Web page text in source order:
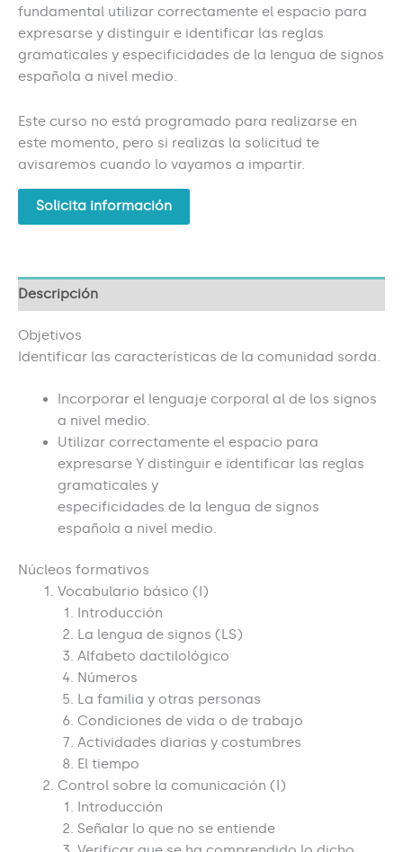
fundamental utilizar correctamente el espacio para
expresarse y distinguir e identificar las reglas
gramaticales y especificidades de la lengua de signos
española a nivel medio.
Este curso no está programado para realizarse en
este momento, pero si realizas la solicitud te
avisaremos cuando lo vayamos a impartir.
Solicita información
Descripción
Objetivos
Identificar las características de la comunidad sorda.
Incorporar el lenguaje corporal al de los signos
a nivel medio.
Utilizar correctamente el espacio para
expresarse Y distinguir e identificar las reglas
gramaticales y
especificidades de la lengua de signos
española a nivel medio.
Núcleos formativos
Vocabulario básico (I)
Introducción
La lengua de signos (LS)
Alfabeto dactilológico
Números
La familia y otras personas
Condiciones de vida o de trabajo
Actividades diarias y costumbres
El tiempo
Control sobre la comunicación (I)
Introducción
Señalar lo que no se entiende